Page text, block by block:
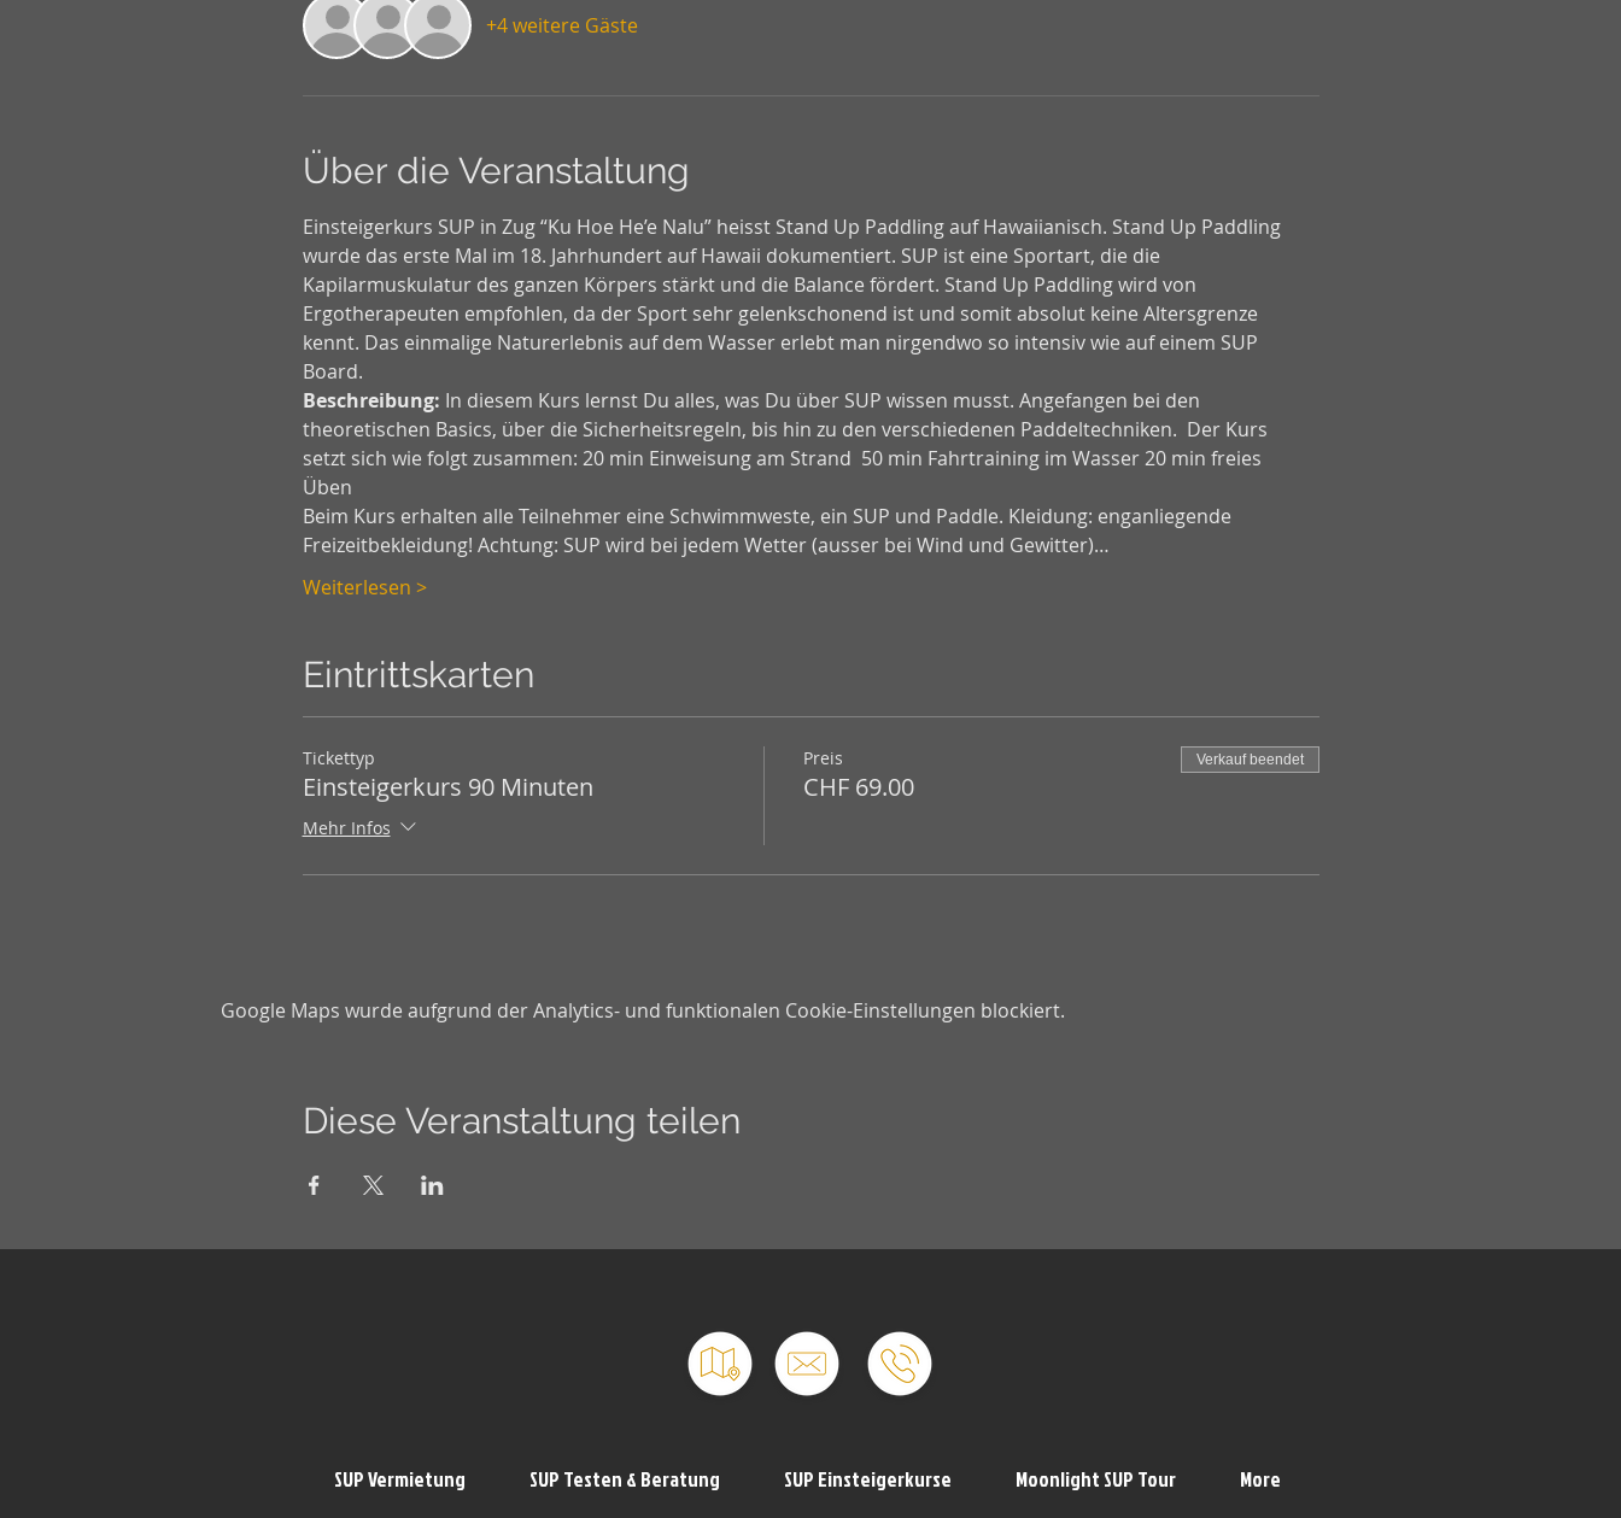
+4 weitere Gäste
Über die Veranstaltung
Einsteigerkurs SUP in Zug “Ku Hoe He’e Nalu” heisst Stand Up Paddling auf Hawaiianisch. Stand Up Paddling
wurde das erste Mal im 18. Jahrhundert auf Hawaii dokumentiert. SUP ist eine Sportart, die die
Kapilarmuskulatur des ganzen Körpers stärkt und die Balance fördert. Stand Up Paddling wird von
Ergotherapeuten empfohlen, da der Sport sehr gelenkschonend ist und somit absolut keine Altersgrenze
kennt. Das einmalige Naturerlebnis auf dem Wasser erlebt man nirgendwo so intensiv wie auf einem SUP
Board.
Beschreibung: In diesem Kurs lernst Du alles, was Du über SUP wissen musst. Angefangen bei den
theoretischen Basics, über die Sicherheitsregeln, bis hin zu den verschiedenen Paddeltechniken.  Der Kurs
setzt sich wie folgt zusammen: 20 min Einweisung am Strand  50 min Fahrtraining im Wasser 20 min freies
Üben
Beim Kurs erhalten alle Teilnehmer eine Schwimmweste, ein SUP und Paddle. Kleidung: enganliegende
Freizeitbekleidung! Achtung: SUP wird bei jedem Wetter (ausser bei Wind und Gewitter)…
Weiterlesen >
Eintrittskarten
Tickettyp
Einsteigerkurs 90 Minuten
Mehr Infos
Preis
CHF 69.00
Verkauf beendet
Google Maps wurde aufgrund der Analytics- und funktionalen Cookie-Einstellungen blockiert.
Diese Veranstaltung teilen
SUP Vermietung SUP Testen & Beratung SUP Einsteigerkurse Moonlight SUP Tour More